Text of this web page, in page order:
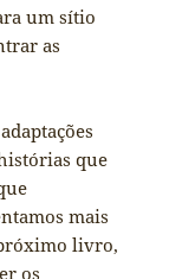
um sítio
as
que
mais
livro,
os